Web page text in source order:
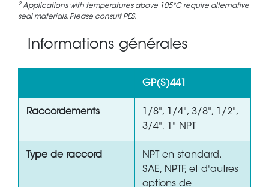
2 Applications with temperatures above 105°C require alternative
seal materials. Please consult PES.
Informations générales
GP(S)441
Raccordements
1/8", 1/4", 3/8", 1/2",
3/4", 1" NPT
Type de raccord
NPT en standard.
SAE, NPTF, et d'autres
options de